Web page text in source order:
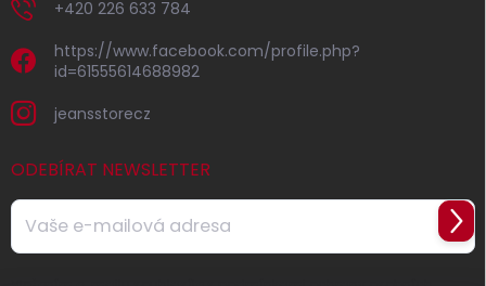
+420 226 633 784
https://www.facebook.com/profile.php?
id=61555614688982
jeansstorecz
ODEBÍRAT NEWSLETTER
se